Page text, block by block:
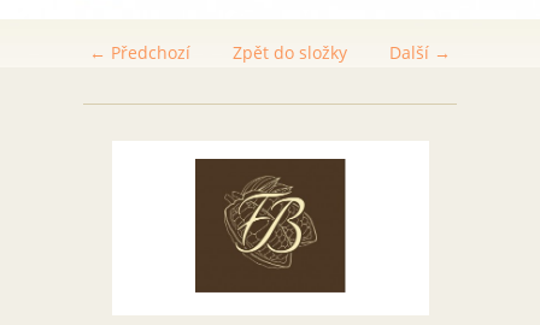
← Předchozí Další →
Zpět do složky